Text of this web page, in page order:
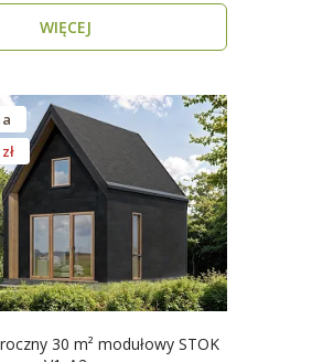
WIĘCEJ
30 m² modułowy STOK